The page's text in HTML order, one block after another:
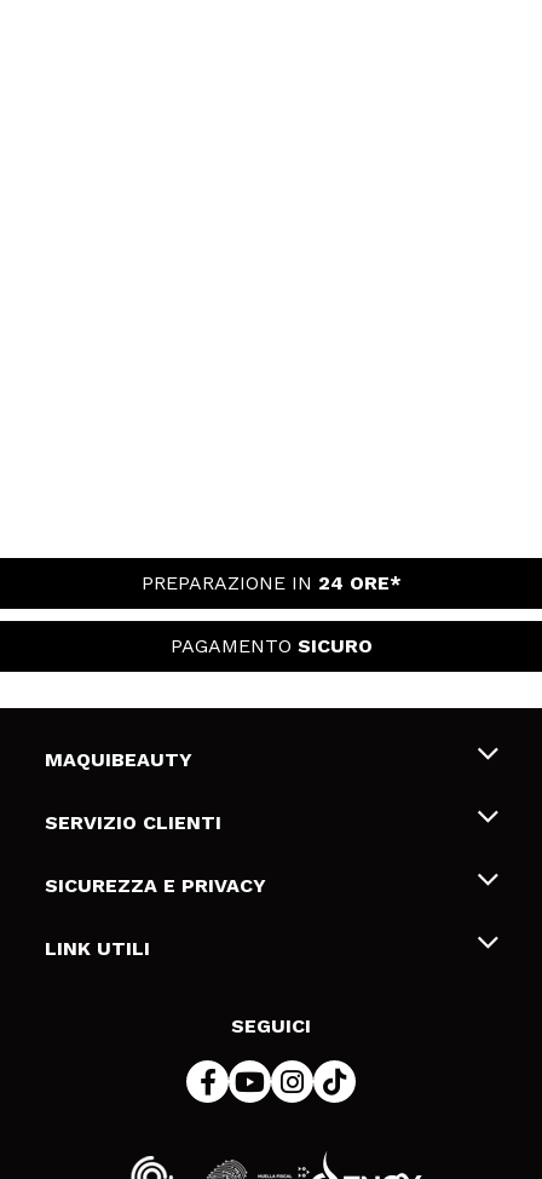
PREPARAZIONE IN 24 ORE*
PAGAMENTO SICURO
MAQUIBEAUTY
Chi siamo
Gift Cards
SERVIZIO CLIENTI
Spedizioni & Resi
Metodi di pagamamento
SICUREZZA E PRIVACY
Termini e condizioni
LINK UTILI
SEGUICI